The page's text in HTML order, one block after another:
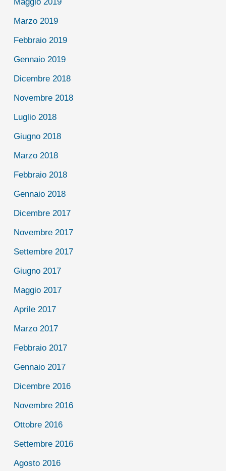
Marzo 2019
Febbraio 2019
Gennaio 2019
Dicembre 2018
Novembre 2018
Luglio 2018
Giugno 2018
Marzo 2018
Febbraio 2018
Gennaio 2018
Dicembre 2017
Novembre 2017
Settembre 2017
Giugno 2017
Maggio 2017
Aprile 2017
Marzo 2017
Febbraio 2017
Gennaio 2017
Dicembre 2016
Novembre 2016
Ottobre 2016
Settembre 2016
Agosto 2016